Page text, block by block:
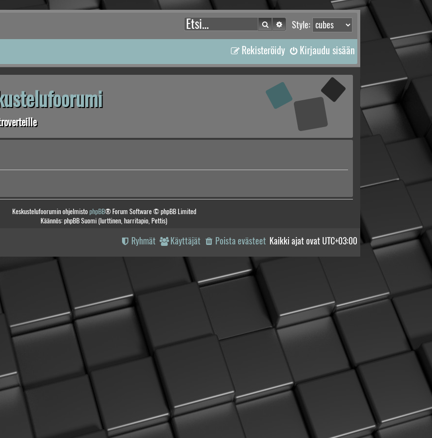
Style:
Etsi Tarkennettu haku
Kirjaudu sisään
Rekisteröidy
Keskustelufoorumin ohjelmistophpBB® Forum Software © phpBB Limited
Käännös: phpBB Suomi (lurttinen, harritapio, Pettis)
Kaikki ajat ovat UTC+03:00
Poista evästeet
Käyttäjät
Ryhmät